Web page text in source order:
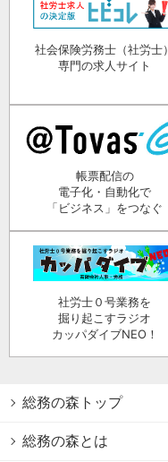
社会保険労務士（社労士）
専門の求人サイト
帳票配信の
電子化・自動化で
「ビジネス」をつなぐ
社労士０号業務を
掘り起こすラジオ
カッパダイブNEO！
総務の森トップ
総務の森とは